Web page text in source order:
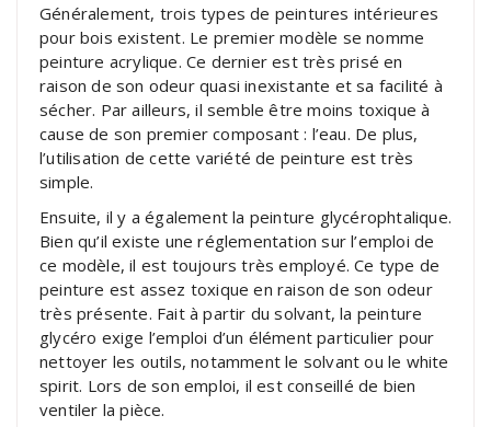
Généralement, trois types de peintures intérieures
pour bois existent. Le premier modèle se nomme
peinture acrylique. Ce dernier est très prisé en
raison de son odeur quasi inexistante et sa facilité à
sécher. Par ailleurs, il semble être moins toxique à
cause de son premier composant : l’eau. De plus,
l’utilisation de cette variété de peinture est très
simple.
Ensuite, il y a également la peinture glycérophtalique.
Bien qu’il existe une réglementation sur l’emploi de
ce modèle, il est toujours très employé. Ce type de
peinture est assez toxique en raison de son odeur
très présente. Fait à partir du solvant, la peinture
glycéro exige l’emploi d’un élément particulier pour
nettoyer les outils, notamment le solvant ou le white
spirit. Lors de son emploi, il est conseillé de bien
ventiler la pièce.